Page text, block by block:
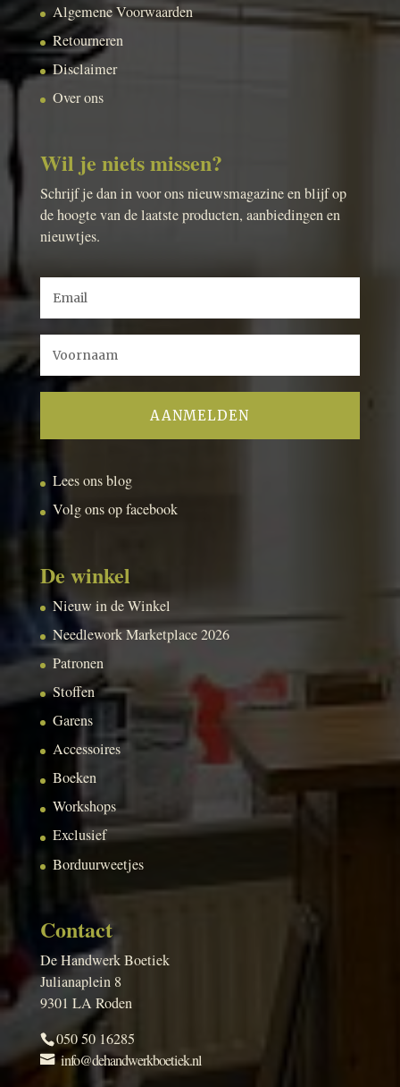
Algemene Voorwaarden
Retourneren
Disclaimer
Over ons
Wil je niets missen?
Schrijf je dan in voor ons nieuwsmagazine en blijf op
de hoogte van de laatste producten, aanbiedingen en
nieuwtjes.
Lees ons blog
Volg ons op facebook
De winkel
Nieuw in de Winkel
Needlework Marketplace 2026
Patronen
Stoffen
Garens
Accessoires
Boeken
Workshops
Exclusief
Borduurweetjes
Contact
De Handwerk Boetiek
Julianaplein 8
9301 LA Roden
050 50 16285
info@dehandwerkboetiek.nl